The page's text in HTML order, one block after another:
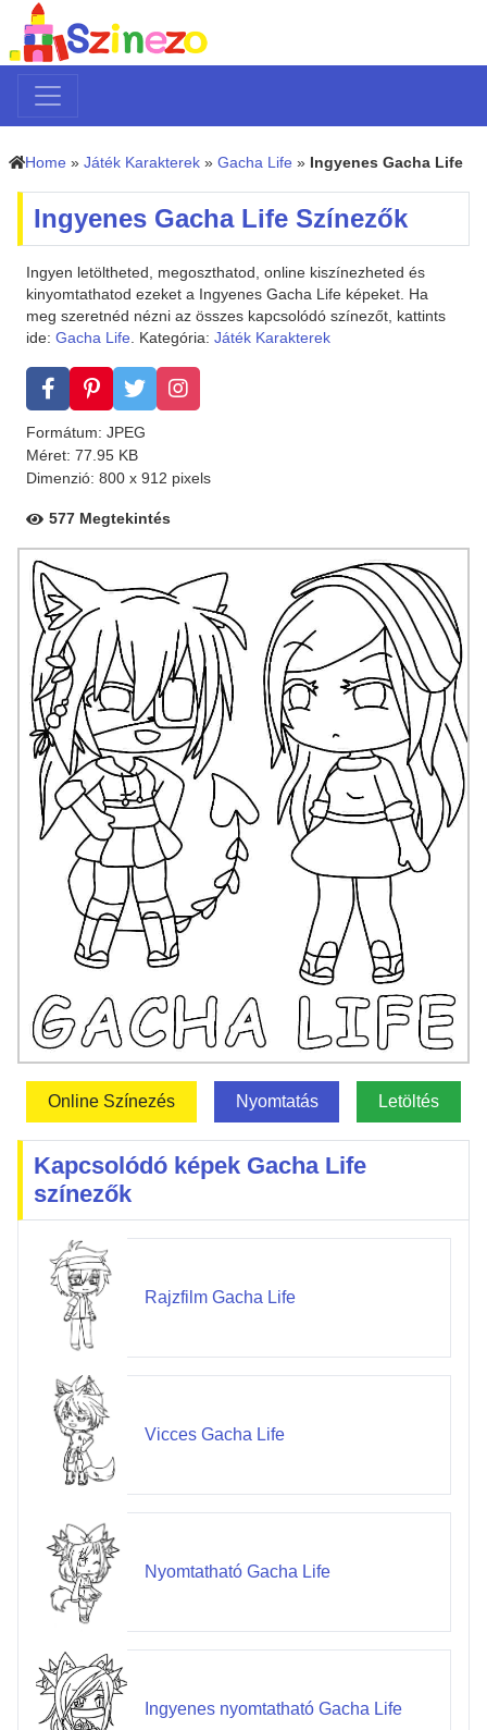
Home » Játék Karakterek » Gacha Life » Ingyenes Gacha Life
Ingyenes Gacha Life Színezők
Ingyen letöltheted, megoszthatod, online kiszínezheted és
kinyomtathatod ezeket a Ingyenes Gacha Life képeket. Ha
meg szeretnéd nézni az összes kapcsolódó színezőt, kattints
ide: Gacha Life. Kategória: Játék Karakterek
Formátum: JPEG
Méret: 77.95 KB
Dimenzió: 800 x 912 pixels
577 Megtekintés
Online Színezés Nyomtatás Letöltés
Kapcsolódó képek Gacha Life
színezők
Rajzfilm Gacha Life
Vicces Gacha Life
Nyomtatható Gacha Life
Ingyenes nyomtatható Gacha Life